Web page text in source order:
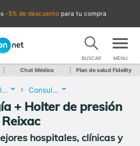
-5% de descuento para tu compra
BUSCAR MENU
Chat Médico Plan de salud Fidelity
Cardiología Consulta de Cardiología + Holter de presión arterial
+ Holter de presión
hospitales, clínicas y